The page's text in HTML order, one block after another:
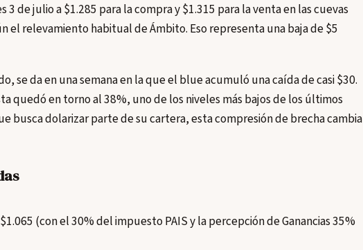
de julio a $1.285 para la compra y $1.315 para la venta en las cuevas
el relevamiento habitual de Ámbito. Eso representa una baja de $5
se da en una semana en la que el blue acumuló una caída de casi $30.
quedó en torno al 38%, uno de los niveles más bajos de los últimos
busca dolarizar parte de su cartera, esta compresión de brecha cambia
(con el 30% del impuesto PAIS y la percepción de Ganancias 35%